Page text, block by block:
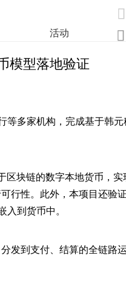

活动 
模型落地验证
等多家机构，完成基于韩元
区块链的数字本地货币，实
行性。此外，本项目还验
到货币中。
发到支付、结算的全链路